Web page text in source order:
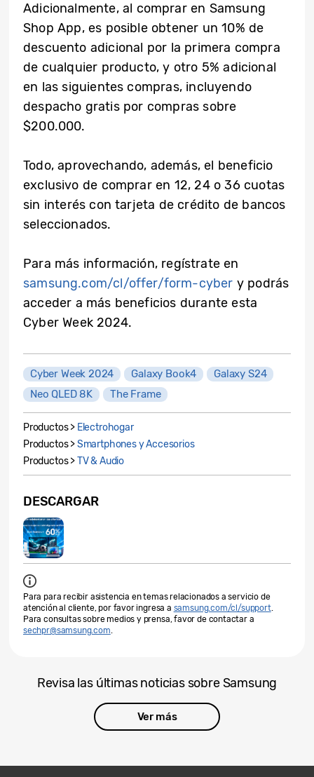
Adicionalmente, al comprar en Samsung
Shop App, es posible obtener un 10% de
descuento adicional por la primera compra
de cualquier producto, y otro 5% adicional
en las siguientes compras, incluyendo
despacho gratis por compras sobre
$200.000.
Todo, aprovechando, además, el beneficio
exclusivo de comprar en 12, 24 o 36 cuotas
sin interés con tarjeta de crédito de bancos
seleccionados.
Para más información, regístrate en
samsung.com/cl/offer/form-cyber y podrás
acceder a más beneficios durante esta
Cyber Week 2024.
Cyber Week 2024 Galaxy Book4
Galaxy S24
Neo QLED 8K
The Frame
Productos > Electrohogar
Productos >Smartphones y Accesorios
Productos >TV & Audio
DESCARGAR
Para para recibir asistencia en temas relacionados a servicio de
atención al cliente, por favor ingresa a samsung.com/cl/support.
Para consultas sobre medios y prensa, favor de contactar a
sechpr@samsung.com.
Revisa las últimas noticias sobre Samsung
Ver más